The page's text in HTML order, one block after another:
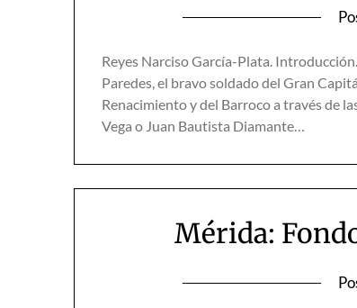
Reyes Narciso García-Plata.
Paredes, el bravo soldado del Gran
Renacimiento y del Barroco a través de
Vega o Juan Bautista Diamante…
Mérida: